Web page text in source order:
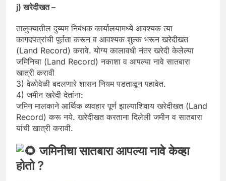
j) खरेदीखत –
तालुक्यातील दुय्यम निबंधक कार्यालयामध्ये आवश्यक त्या
कागदपत्रांची पूर्तता करून व आवश्यक शुल्क भरून खरेदीखत
(Land Record) करावे. योग्य कालावधी नंतर खरेदी केलेल्या
जमिनिचा (Land Record) नकाशा व आपल्या नावे सातबारा
खात्री करावी
3) वेळोवेळी बदलणारे शासन नियम पडताळून पहावेत.
4) जमीन खरेदी देतांना:
जमिन मालकाने आर्थिक व्यवहार पूर्ण झाल्याशिवाय खरेदीखत (Land
Record) करू नये. खरेदीखत करताना दिलेली जमीन व सातबारा
यांची खात्री करावी.
जमिनीचा सातबारा आपल्या नावे केव्हा
होतो ?